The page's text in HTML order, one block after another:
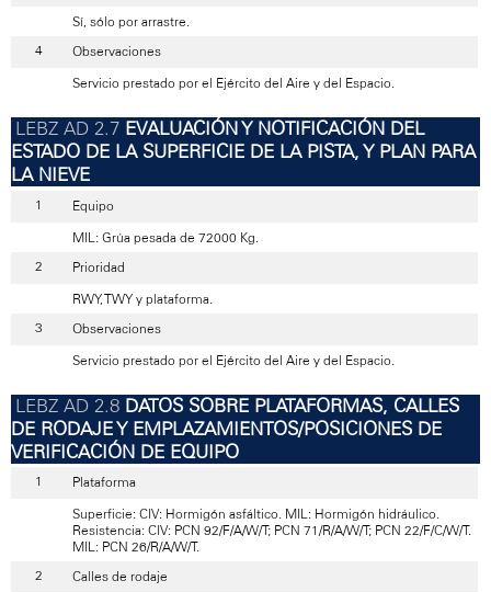
Sí, sólo por arrastre.
Observaciones
Servicio prestado por el Ejército del Aire y del Espacio.
EVALUACIÓN Y NOTIFICACIÓN DEL
ESTADO DE LA SUPERFICIE DE LA PISTA, Y PLAN PARA
LA NIEVE
Equipo
MIL: Grúa pesada de 72000 Kg.
Prioridad
RWY, TWY y plataforma.
Observaciones
Servicio prestado por el Ejército del Aire y del Espacio.
DATOS SOBRE PLATAFORMAS, CALLES
DE RODAJE Y EMPLAZAMIENTOS/POSICIONES DE
VERIFICACIÓN DE EQUIPO
Plataforma
Superficie: CIV: Hormigón asfáltico. MIL: Hormigón hidráulico.
Resistencia: CIV: PCN 92/F/A/W/T; PCN 71/R/A/W/T; PCN 22/F/C/W/T.
MIL: PCN 26/R/A/W/T.
Calles de rodaje